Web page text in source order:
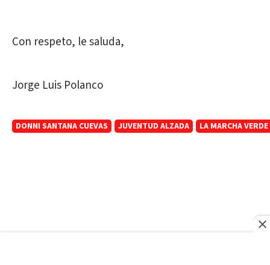
Con respeto, le saluda,
Jorge Luis Polanco
DONNI SANTANA CUEVAS JUVENTUD ALZADA LA MARCHA VERDE